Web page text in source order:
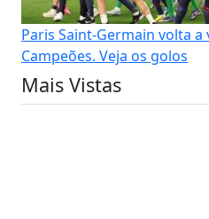
Paris Saint-Germain volta a
Campeões. Veja os golos
Mais Vistas